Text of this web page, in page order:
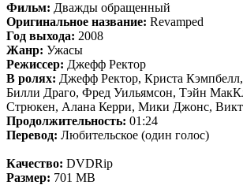
Фильм: Дважды обращенный
Оригинальное название: Revamped
Год выхода: 2008
Жанр: Ужасы
Режиссер: Джефф Ректор
В ролях: Джефф Ректор, Криста
Билли Драго, Фред Уильямсон, Тэйн
Стрюкен, Алана Керри, Мики Джонс,
Продолжительность: 01:24
Перевод: Любительское (один голос)
Качество: DVDRip
Размер: 701 MB